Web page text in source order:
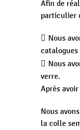
Afin de
particulier
Nous
Nous
verre.
Après
Nous
la colle